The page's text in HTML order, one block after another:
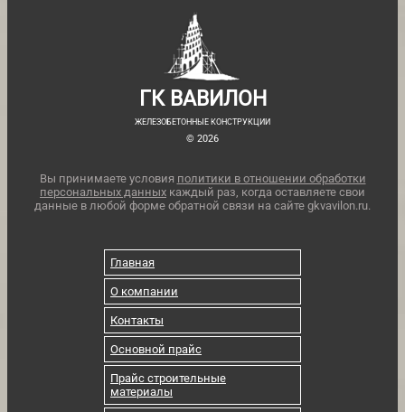
ГК ВАВИЛОН
ЖЕЛЕЗОБЕТОННЫЕ КОНСТРУКЦИИ
© 2026
Вы принимаете условия политики в отношении обработки
персональных данных каждый раз, когда оставляете свои
данные в любой форме обратной связи на сайте gkvavilon.ru.
Главная
О компании
Контакты
Основной прайс
Прайс строительные
материалы